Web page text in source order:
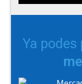
Ya podes